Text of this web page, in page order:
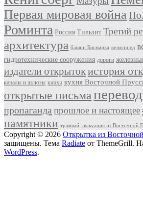
Первая мировая война
Роминта Россия Тильзит Третий
архитектура башни Бисмарка велосипед
гидротехнические сооружения дороги
издатели открытокистория
каналы и шлюзы кирхи кухня Восточной
открытые письма
пропаганда прошлое и настоящее
памятники трамвай эвакуация из Восточной
Copyright © 2026 Открытка из
защищены. Тема Radiate от ThemeGrill.
WordPress.